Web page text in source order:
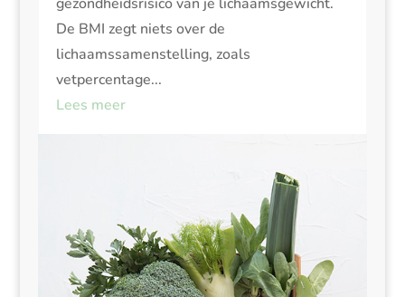
De BMI zegt niets over de
lichaamssamenstelling, zoals
vetpercentage...
Lees meer